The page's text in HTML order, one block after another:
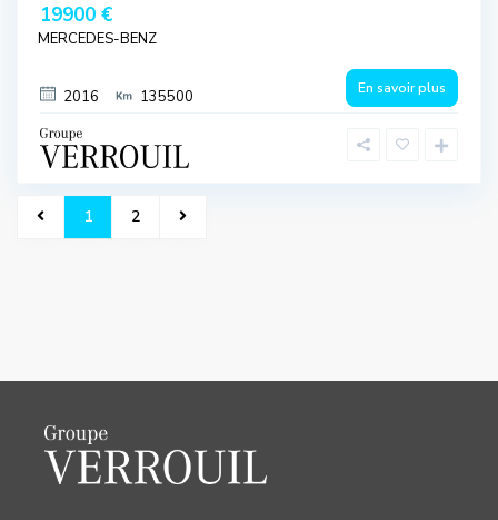
19900 €
MERCEDES-BENZ
2016 135500 En savoir plus
1 2